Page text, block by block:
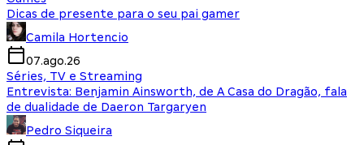
Dicas de presente para o seu pai gamer
Camila Hortencio
07.ago.26
Séries, TV e Streaming
Entrevista: Benjamin Ainsworth, de A Casa do Dragão, fala
de dualidade de Daeron Targaryen
Pedro Siqueira